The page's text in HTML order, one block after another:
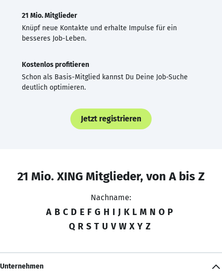
21 Mio. Mitglieder
Knüpf neue Kontakte und erhalte Impulse für ein
besseres Job-Leben.
Kostenlos profitieren
Schon als Basis-Mitglied kannst Du Deine Job-Suche
deutlich optimieren.
Jetzt registrieren
21 Mio. XING Mitglieder, von A bis Z
Nachname:
A B C D E F G H I J K L M N O P
Q R S T U V W X Y Z
Unternehmen